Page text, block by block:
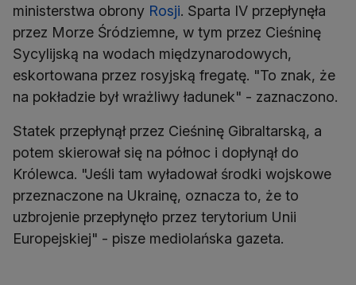
ministerstwa obrony Rosji. Sparta IV przepłynęła
przez Morze Śródziemne, w tym przez Cieśninę
Sycylijską na wodach międzynarodowych,
eskortowana przez rosyjską fregatę. "To znak, że
na pokładzie był wrażliwy ładunek" - zaznaczono.
Statek przepłynął przez Cieśninę Gibraltarską, a
potem skierował się na północ i dopłynął do
Królewca. "Jeśli tam wyładował środki wojskowe
przeznaczone na Ukrainę, oznacza to, że to
uzbrojenie przepłynęło przez terytorium Unii
Europejskiej" - pisze mediolańska gazeta.